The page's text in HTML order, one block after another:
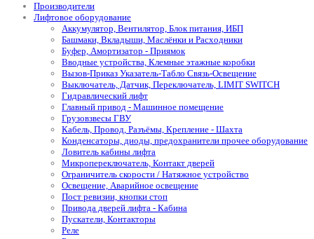
Производители
Лифтовое оборудование
Аккумулятор, Вентилятор, Блок питания, ИБП
Башмаки, Вкладыши, Маслёнки и Расходники
Буфер, Амортизатор - Приямок
Вводные устройства, Клемные этажные коробки
Вызов-Приказ Указатель-Табло Связь-Освещение
Выключатель, Датчик, Переключатель, LIMIT SWITCH
Гидравлический лифт
Главный привод - Машинное помещение
Грузовзвесы ГВУ
Кабель, Провод, Разъёмы, Крепление - Шахта
Конденсаторы, диоды, предохранители прочее оборудование
Ловитель кабины лифта
Микропереключатель, Контакт дверей
Ограничитель скорости / Натяжное устройство
Освещение, Аварийное освещение
Пост ревизии, кнопки стоп
Привода дверей лифта - Кабина
Пускатели, Контакторы
Реле